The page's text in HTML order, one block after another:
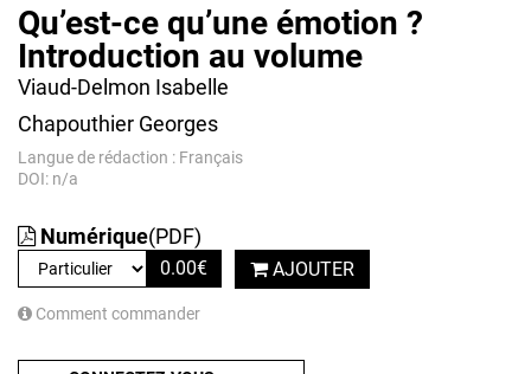
Qu’est-ce qu’une émotion ?
Introduction au volume
Viaud-Delmon Isabelle
Chapouthier Georges
Langue de rédaction : Français
DOI: n/a
Numérique(PDF)
0.00€ AJOUTER
Comment commander